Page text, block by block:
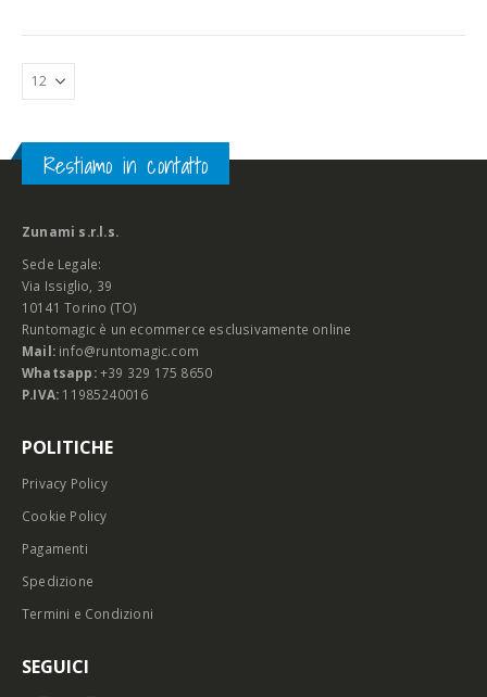
Restiamo in contatto
Zunami s.r.l.s.
Sede Legale:
Via Issiglio, 39
10141 Torino (TO)
Runtomagic è un ecommerce esclusivamente online
Mail: info@runtomagic.com
Whatsapp: +39 329 175 8650
P.IVA: 11985240016
POLITICHE
Privacy Policy
Cookie Policy
Pagamenti
Spedizione
Termini e Condizioni
SEGUICI